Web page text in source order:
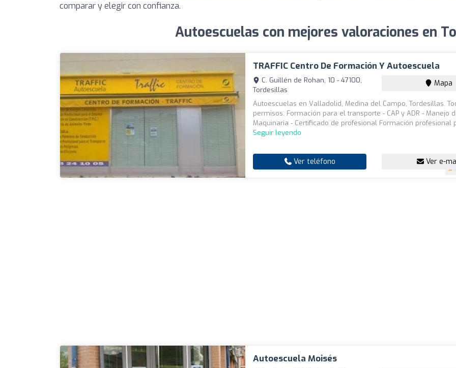
comparar y elegir con confianza.
Autoescuelas con mejores valoraciones en
TRAFFIC Centro De Formación Y Autoescuela
C. Guillén de Rohan, 10 - 47100,
Tordesillas
Mapa
Autoescuelas en Valladolid, Medina del Campo, Tordesillas.
permisos. Formación para el transporte - CAP y ADR - Manejo
Maquinaria - Certificado de profesional Formación profesional
Seguir leyendo
Ver teléfono Ver e-
Autoescuela Moisés